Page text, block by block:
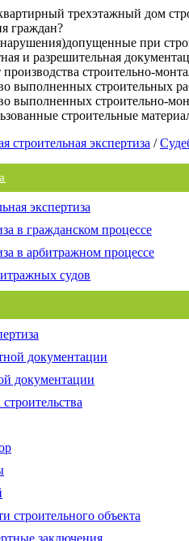
трехэтажный дом
граждан?
при
и разрешительная
производства строительно-
выполненных строительных
выполненных строительно-
строительные
строительная экспертиза /
экспертиза
в гражданском процессе
в арбитражном процессе
судов
документации
документации
строительного объекта
заключения